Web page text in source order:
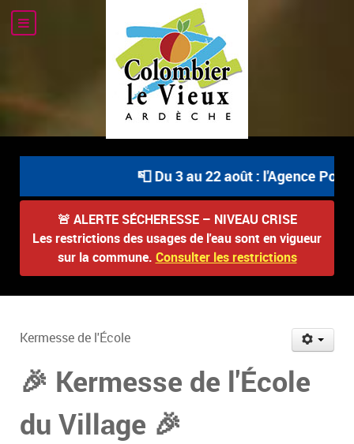
📮 Du 3 au 22 août : l'Agence
🚨 ALERTE SÉCHERESSE – NIVEAU CRISE
Les restrictions des usages de l'eau sont en vigueur
sur la commune. Consulter les restrictions
Kermesse de l'École
🎉 Kermesse de l'École
du Village 🎉